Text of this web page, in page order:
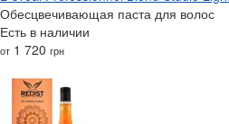
Обесцвечивающая паста для волос
Есть в наличии
от 1 720 грн